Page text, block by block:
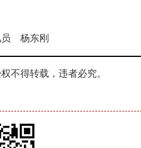
员 杨东刚
不得转载，违者必究。